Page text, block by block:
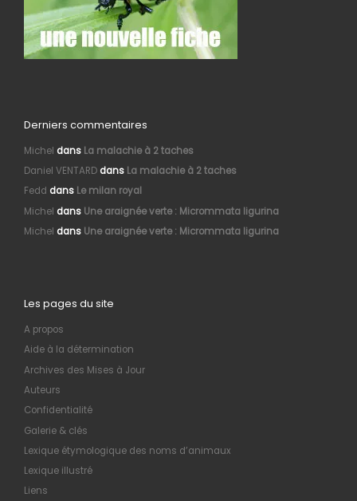
Derniers commentaires
Michel dans La malachie à 2 taches
Daniel VENTARDdans La malachie à 2 taches
Fedd dans Le milan royal
Michel dans Une araignée verte : Micrommata ligurina
Michel dans Une araignée verte : Micrommata ligurina
Les pages du site
A propos
Aide à la détermination
Archives des Mises à Jour
Auteurs
Confidentialité
Galerie & clés
Lexique étymologique des noms d’animaux
Lexique illustré
Liens